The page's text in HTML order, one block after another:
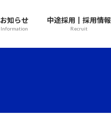
お知らせ
Information
中途採用┃採用情報
Recruit